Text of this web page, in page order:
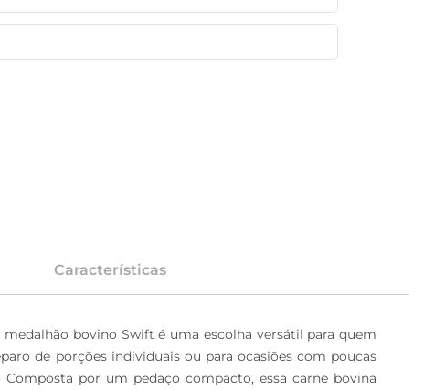
Características
bovino Swift é uma escolha versátil para quem
de porções individuais ou para ocasiões com poucas
por um pedaço compacto, essa carne bovina